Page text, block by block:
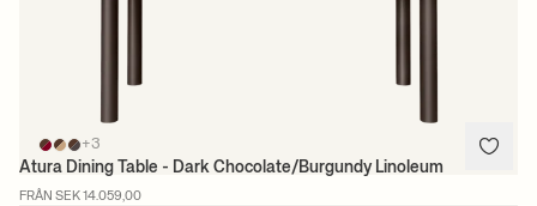
+3
Atura Dining Table - Dark Chocolate/Burgundy Linoleum
FRÅN SEK 14.059,00